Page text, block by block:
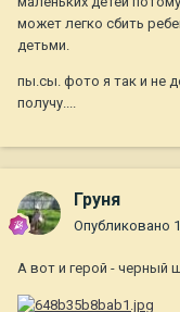
может легко сбить
детьми.
пы.сы. фото я так и не
получу....
Груня
Опубликовано
А вот и герой - черный